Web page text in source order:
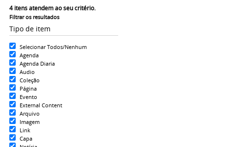
4itens atendem ao seu critério.
Filtrar os resultados
Tipo de item
Selecionar Todos/Nenhum
Agenda
Agenda Diaria
Audio
Coleção
Página
Evento
External Content
Arquivo
Imagem
Link
Capa